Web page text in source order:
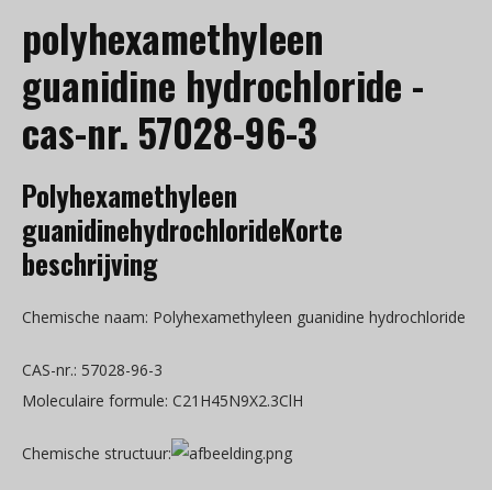
polyhexamethyleen
guanidine hydrochloride -
cas-nr. 57028-96-3
Polyhexamethyleen
guanidinehydrochlorideKorte
beschrijving
Chemische naam: Polyhexamethyleen guanidine hydrochloride
CAS-nr.: 57028-96-3
Moleculaire formule: C21H45N9X2.3ClH
Chemische structuur: